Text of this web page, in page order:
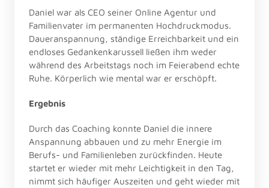
Daniel war als CEO seiner Online Agentur und
Familienvater im permanenten Hochdruckmodus.
Daueranspannung, ständige Erreichbarkeit und ein
endloses Gedankenkarussell ließen ihm weder
während des Arbeitstags noch im Feierabend echte
Ruhe. Körperlich wie mental war er erschöpft.
Ergebnis
Durch das Coaching konnte Daniel die innere
Anspannung abbauen und zu mehr Energie im
Berufs- und Familienleben zurückfinden. Heute
startet er wieder mit mehr Leichtigkeit in den Tag,
nimmt sich häufiger Auszeiten und geht wieder mit